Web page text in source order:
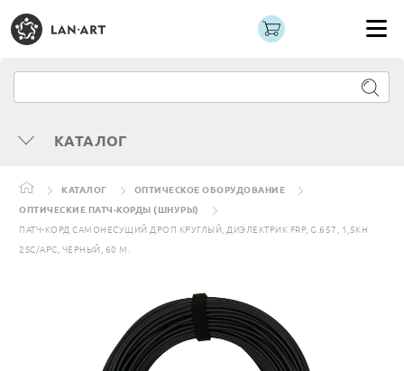
КАТАЛОГ
КАТАЛОГ
ОПТИЧЕСКОЕ ОБОРУДОВАНИЕ
ОПТИЧЕСКИЕ ПАТЧ-КОРДЫ (ШНУРЫ)
ПАТЧ-КОРД САМОНЕСУЩИЙ ДРОП КРУГЛЫЙ, ДИЭЛЕКТРИК FRP, G.657, 1,5КН
2SC/APC, ЧЕРНЫЙ, 60 М.